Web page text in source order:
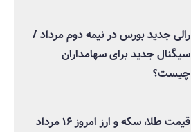
رالی جدید بورس در نیمه دوم مرداد /
سیگنال جدید برای سهامداران
چیست؟
قیمت طلا، سکه و ارز امروز ۱۶ مرداد